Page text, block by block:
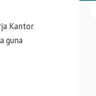
Kantor
guna